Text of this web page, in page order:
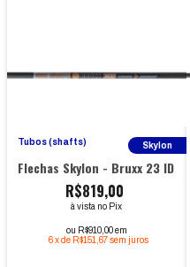
Tubos (shafts) Skylon
Flechas Skylon - Bruxx 23 ID 8.0
R$819,00
à vista no Pix
ou R$910,00 em
6 xde R$151,67 sem juros